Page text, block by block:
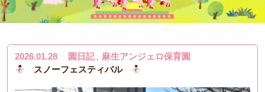
2026.01.28 園日記
麻生アンジェロ保育園
スノーフェスティバル